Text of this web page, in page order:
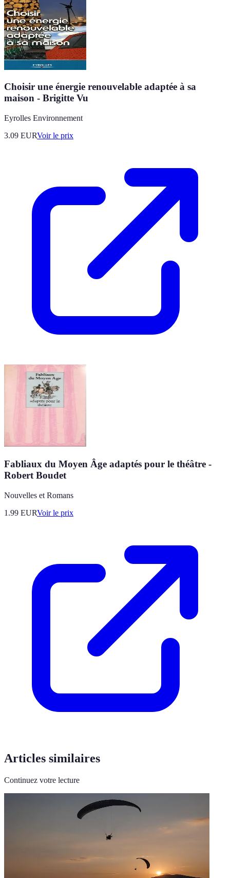
Choisir une énergie renouvelable adaptée à sa
maison - Brigitte Vu
Eyrolles Environnement
3.09 EURVoir le prix
Fabliaux du Moyen Âge adaptés pour le théâtre -
Robert Boudet
Nouvelles et Romans
1.99 EURVoir le prix
Articles similaires
Continuez votre lecture